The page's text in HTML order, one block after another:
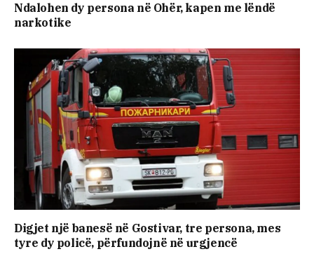
Ndalohen dy persona në Ohër, kapen me lëndë
narkotike
Digjet një banesë në Gostivar, tre persona, mes
tyre dy policë, përfundojnë në urgjencë